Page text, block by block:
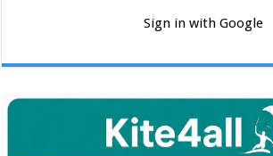
Sign in with Google